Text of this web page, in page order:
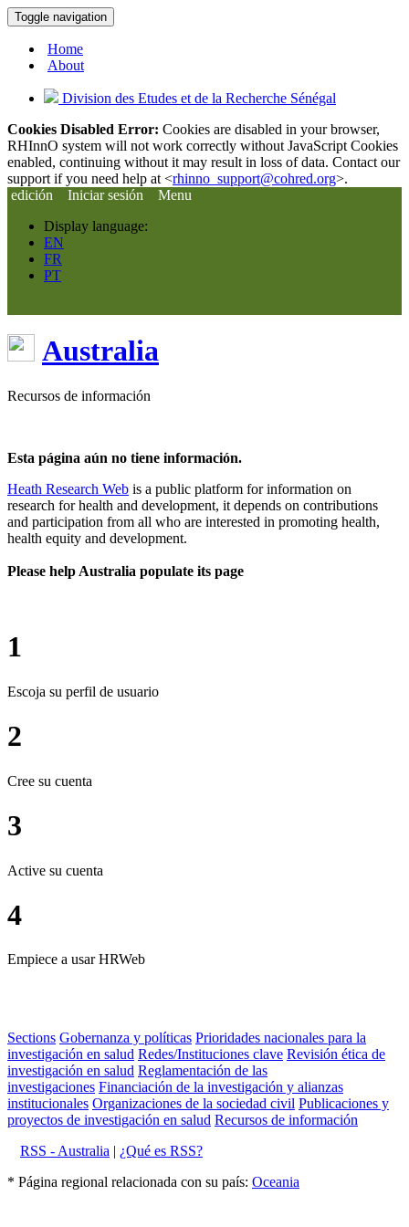
Toggle navigation
Home
About
Division des Etudes et de la Recherche Sénégal
Cookies Disabled Error: Cookies are disabled in your browser,
RHInnO system will not work correctly without JavaScript Cookies
enabled, continuing without it may result in loss of data. Contact our
support if you need help at <rhinno_support@cohred.org>.
edición
Iniciar sesión
Menu
Display language:
EN
FR
PT
Australia
Recursos de información
Esta página aún no tiene información.
Heath Research Web is a public platform for information on
research for health and development, it depends on contributions
and participation from all who are interested in promoting health,
health equity and development.
Please help Australia populate its page
1
Escoja su perfil de usuario
2
Cree su cuenta
3
Active su cuenta
4
Empiece a usar HRWeb
Sections Gobernanza y políticas Prioridades nacionales para la
investigación en salud Redes/Instituciones clave Revisión ética de
investigación en salud Reglamentación de las
investigaciones Financiación de la investigación y alianzas
institucionales Organizaciones de la sociedad civil Publicaciones y
proyectos de investigación en salud Recursos de información
RSS - Australia | ¿Qué es RSS?
* Página regional relacionada con su país: Oceania